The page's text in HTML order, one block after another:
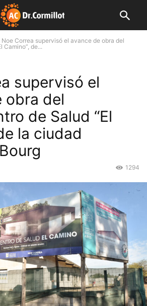
Noe Correa supervisó el avance de obra del
Camino”, de...
supervisó el
obra del
de Salud “El
la ciudad
1294